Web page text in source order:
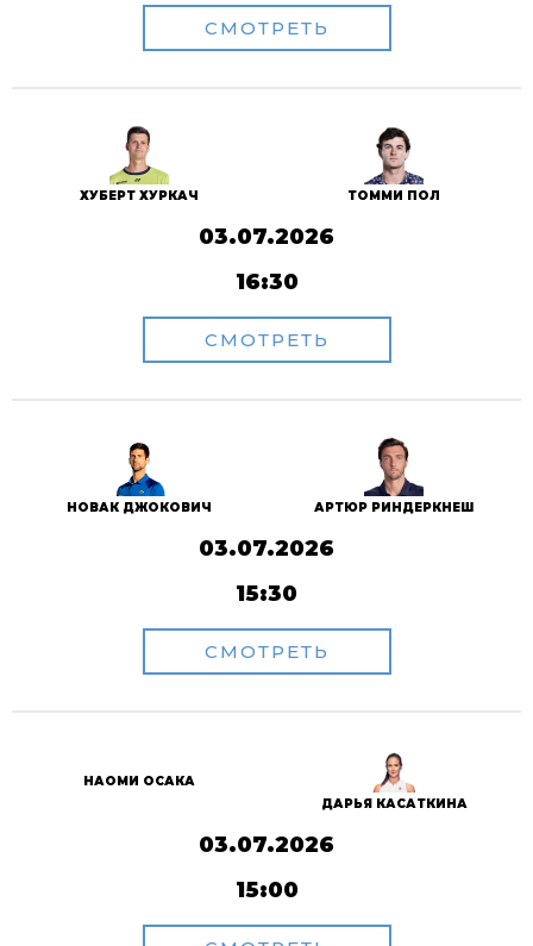
СМОТРЕТЬ
ХУБЕРТ ХУРКАЧ ТОММИ ПОЛ
03.07.2026
16:30
СМОТРЕТЬ
НОВАК ДЖОКОВИЧ АРТЮР РИНДЕРКНЕШ
03.07.2026
15:30
СМОТРЕТЬ
НАОМИ ОСАКА
ДАРЬЯ КАСАТКИНА
03.07.2026
15:00